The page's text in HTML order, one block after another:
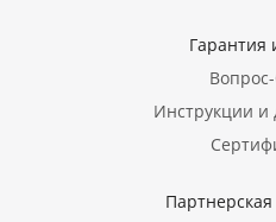
Гарантия
Инструкции и